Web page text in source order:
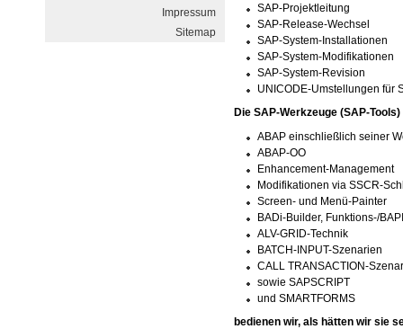
Impressum
Sitemap
SAP-Projektleitung
SAP-Release-Wechsel
SAP-System-Installationen
SAP-System-Modifikationen
SAP-System-Revision
UNICODE-Umstellungen für
Die SAP-Werkzeuge (SAP-Tools)
ABAP einschließlich seiner
ABAP-OO
Enhancement-Management
Modifikationen via SSCR-
Screen- und Menü-Painter
BADi-Builder, Funktions-/
ALV-GRID-Technik
BATCH-INPUT-Szenarien
CALL TRANSACTION-
sowie SAPSCRIPT
und SMARTFORMS
bedienen wir, als hätten wir sie